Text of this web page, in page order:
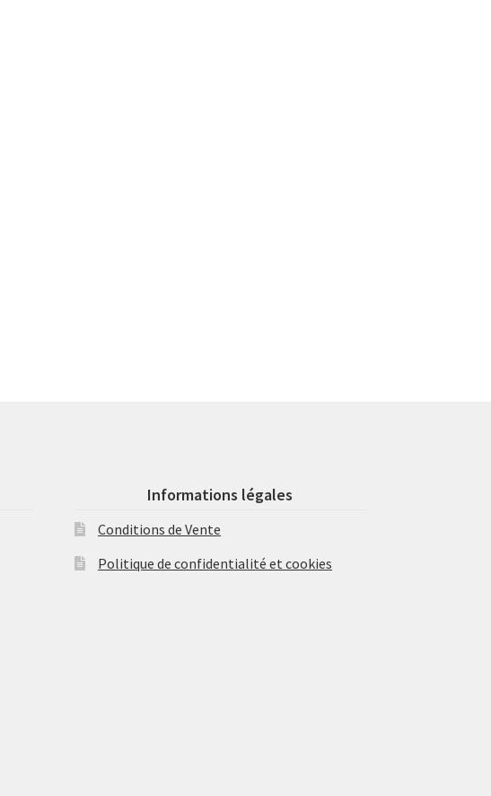
Informations légales
Conditions de Vente
Politique de confidentialité et cookies